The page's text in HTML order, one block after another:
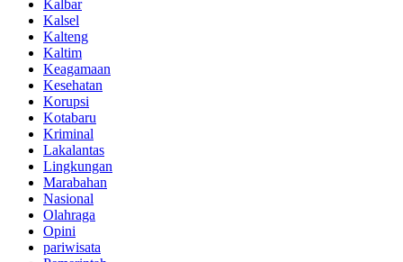
Kalbar
Kalsel
Kalteng
Kaltim
Keagamaan
Kesehatan
Korupsi
Kotabaru
Kriminal
Lakalantas
Lingkungan
Marabahan
Nasional
Olahraga
Opini
pariwisata